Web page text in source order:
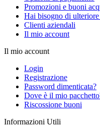
Promozioni e buoni
Hai bisogno di
Clienti aziendali
Il mio account
Il mio account
Login
Registrazione
Password dimenticata?
Dove è il mio
Riscossione buoni
Informazioni Utili